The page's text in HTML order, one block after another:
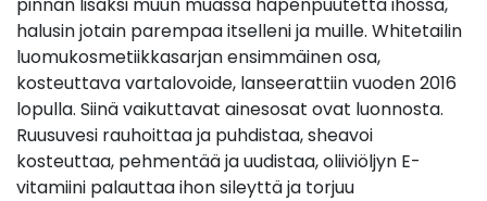
pinnan lisäksi muun muassa hapenpuutetta ihossa,
halusin jotain parempaa itselleni ja muille. Whitetailin
luomukosmetiikkasarjan ensimmäinen osa,
kosteuttava vartalovoide, lanseerattiin vuoden 2016
lopulla. Siinä vaikuttavat ainesosat ovat luonnosta.
Ruusuvesi rauhoittaa ja puhdistaa, sheavoi
kosteuttaa, pehmentää ja uudistaa, oliiviöljyn E-
vitamiini palauttaa ihon sileyttä ja torjuu